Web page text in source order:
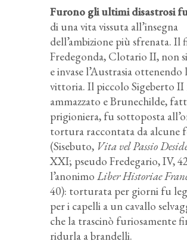
Furono gli ultimi disastrosi
di una vita vissuta all’insegna
dell’ambizione più sfrenata. Il
Fredegonda, Clotario II, non
e invase l’Austrasia ottenendo
vittoria. Il piccolo Sigeberto
ammazzato e Brunechilde,
prigioniera, fu sottoposta
tortura raccontata da alcune
(Sisebuto, Vita vel Passio
XXI; pseudo Fredegario, IV,
l’anonimo Liber Historiae
40): torturata per giorni fu
per i capelli a un cavallo
che la trascinò furiosamente
ridurla a brandelli.